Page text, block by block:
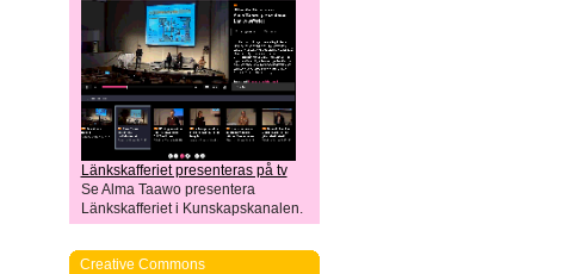
Länkskafferiet presenteras på tv
Se Alma Taawo presentera
Länkskafferiet i Kunskapskanalen.
Creative Commons